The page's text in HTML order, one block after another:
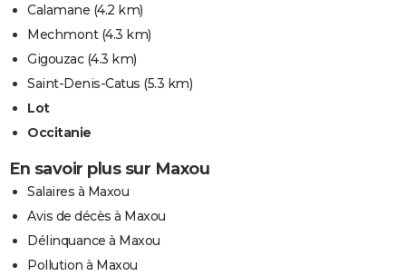
Calamane (4.2 km)
Mechmont(4.3 km)
Gigouzac(4.3 km)
Saint-Denis-Catus (5.3 km)
Lot
Occitanie
En savoir plus sur Maxou
Salaires à Maxou
Avis de décès à Maxou
Délinquance à Maxou
Pollution à Maxou